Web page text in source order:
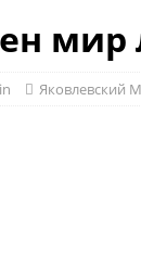
Яковлевский